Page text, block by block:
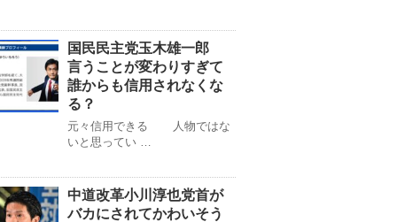
国民民主党玉木雄一郎
言うことが変わりすぎて
誰からも信用されなくな
る？
元々信用できる 人物ではな
いと思ってい …
中道改革小川淳也党首が
バカにされてかわいそう